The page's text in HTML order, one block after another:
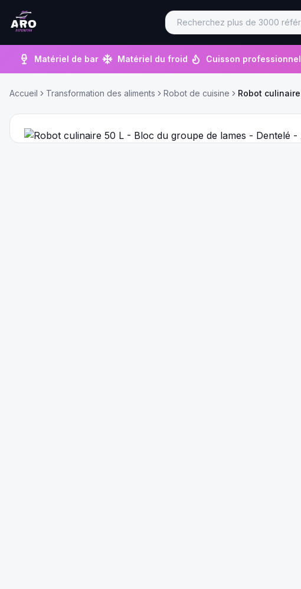
Matériel de bar Matériel du froid Cuisson
Accueil Transformation des aliments Robot de cuisine Robot